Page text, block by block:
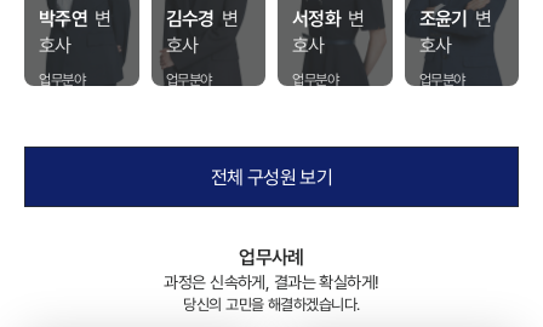
박주연 변
호사
업무분야
김수경 변
호사
업무분야
서정화 변
호사
업무분야
조윤기 변
호사
업무분야
전체 구성원 보기
업무사례
과정은 신속하게, 결과는 확실하게!
당신의 고민을 해결하겠습니다.